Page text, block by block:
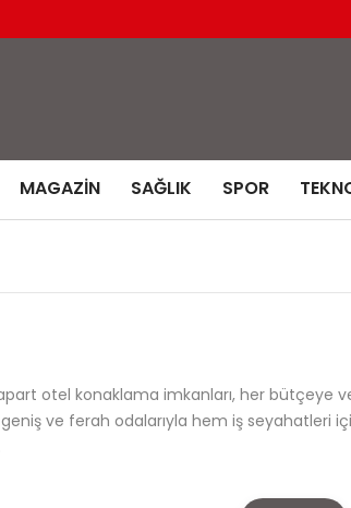
MAGAZIN SAĞLIK SPOR
otel konaklama imkanları, her bütçeye
ve ferah odalarıyla hem iş seyahatleri